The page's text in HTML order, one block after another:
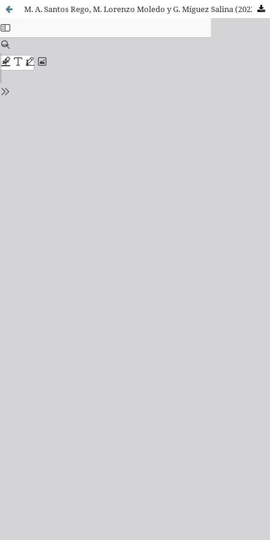
M. A. Santos Rego, M. Lorenzo Moledo y G. Míguez Salina (2022). Fondos de conocimiento familiar e intervención educativa